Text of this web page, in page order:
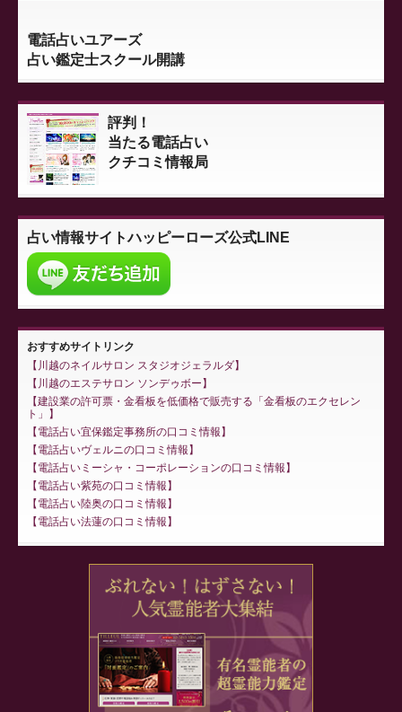
電話占いユアーズ
占い鑑定士スクール開講
評判！
当たる電話占い
クチコミ情報局
占い情報サイトハッピーローズ公式LINE
おすすめサイトリンク
川越のネイルサロン スタジオジェラルダ
川越のエステサロン ソンデゥボー
建設業の許可票・金看板を低価格で販売する「金看板のエクセレン
ト」
電話占い宜保鑑定事務所の口コミ情報
電話占いヴェルニの口コミ情報
電話占いミーシャ・コーポレーションの口コミ情報
電話占い紫苑の口コミ情報
電話占い陸奥の口コミ情報
電話占い法蓮の口コミ情報